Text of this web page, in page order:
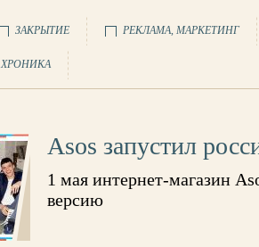
ЗАКРЫТИЕ РЕКЛАМА, МАРКЕТИНГ
ХРОНИКА
Asos запустил
1 мая интернет-магазин
версию